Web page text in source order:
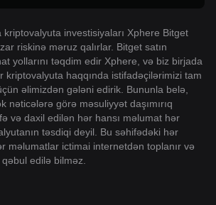
kriptovalyuta investisiyaları Xphere Bitget
riskinə məruz qalırlar. Bitget satın
yollarını təqdim edir Xphere, və biz birjada
kriptovalyuta haqqında istifadəçilərimizi tam
əlimizdən gələni edirik. Bununla belə,
nəticələrə görə məsuliyyət daşımırıq
və daxil edilən hər hansı məlumat hər
təsdiqi deyil. Bu səhifədəki hər
məlumatlar ictimai internetdən toplanır və
edilə bilməz.